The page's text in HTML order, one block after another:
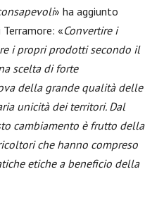
» ha aggiunto
«Convertire i
i propri prodotti secondo il
scelta di forte
della grande qualità delle
unicità dei territori. Dal
cambiamento è frutto della
che hanno compreso
etiche a beneficio della